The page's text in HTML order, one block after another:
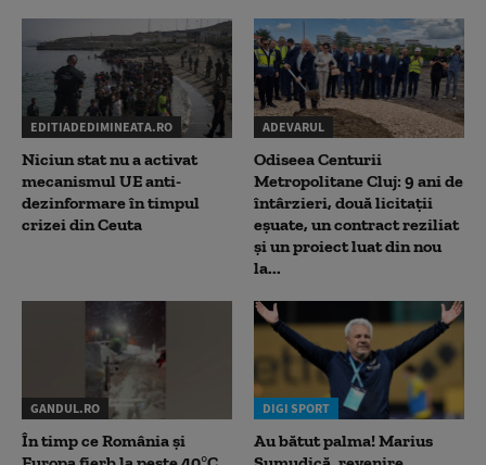
EDITIADEDIMINEATA.RO
Niciun stat nu a activat
mecanismul UE anti-
dezinformare în timpul
crizei din Ceuta
ADEVARUL
Odiseea Centurii
Metropolitane Cluj: 9 ani de
întârzieri, două licitații
eșuate, un contract reziliat
și un proiect luat din nou
la...
GANDUL.RO
În timp ce România și
DIGI SPORT
Au bătut palma! Marius